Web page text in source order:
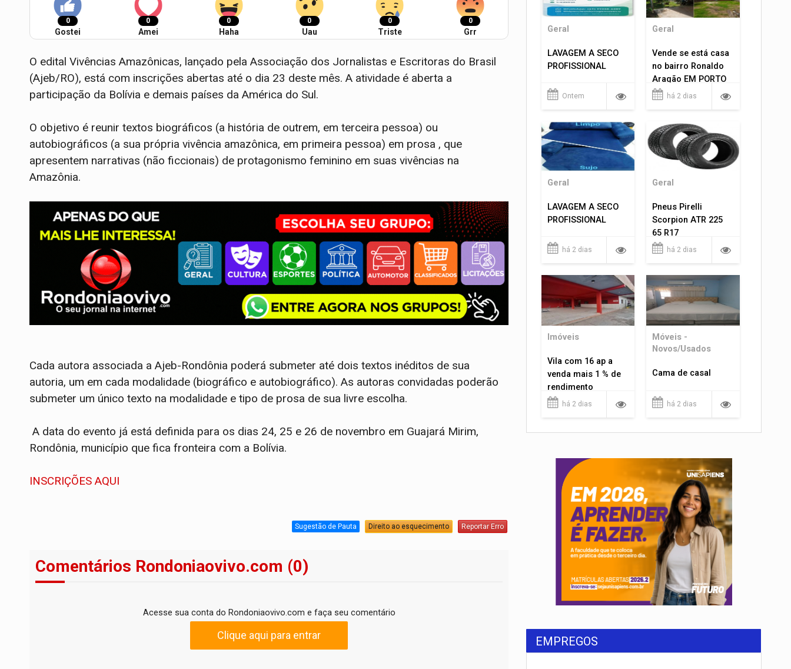
0
Gostei
0
Amei
0
Haha
0
Uau
0
Triste
0
Grr
O edital Vivências Amazônicas, lançado pela Associação dos Jornalistas e Escritoras do Brasil
(Ajeb/RO), está com inscrições abertas até o dia 23 deste mês. A atividade é aberta a
participação da Bolívia e demais países da América do Sul.
O objetivo é reunir textos biográficos (a história de outrem, em terceira pessoa) ou
autobiográficos (a sua própria vivência amazônica, em primeira pessoa) em prosa , que
apresentem narrativas (não ficcionais) de protagonismo feminino em suas vivências na
Amazônia.
Cada autora associada a Ajeb-Rondônia poderá submeter até dois textos inéditos de sua
autoria, um em cada modalidade (biográfico e autobiográfico). As autoras convidadas poderão
submeter um único texto na modalidade e tipo de prosa de sua livre escolha.
A data do evento já está definida para os dias 24, 25 e 26 de novembro em Guajará Mirim,
Rondônia, município que fica fronteira com a Bolívia.
INSCRIÇÕES AQUI
Sugestão de Pauta Direito ao esquecimento Reportar Erro
Comentários Rondoniaovivo.com (0)
Acesse sua conta do Rondoniaovivo.com e faça seu comentário
Clique aqui para entrar
Geral
LAVAGEM A SECO
PROFISSIONAL
Ontem
Geral
Vende se está casa
no bairro Ronaldo
Aragão EM PORTO
VELHO RO.
há 2 dias
Geral
LAVAGEM A SECO
PROFISSIONAL
há 2 dias
Geral
Pneus Pirelli
Scorpion ATR 225
65 R17
há 2 dias
Imóveis
Vila com 16 ap a
venda mais 1 % de
rendimento
há 2 dias
Móveis -
Novos/Usados
Cama de casal
há 2 dias
EMPREGOS